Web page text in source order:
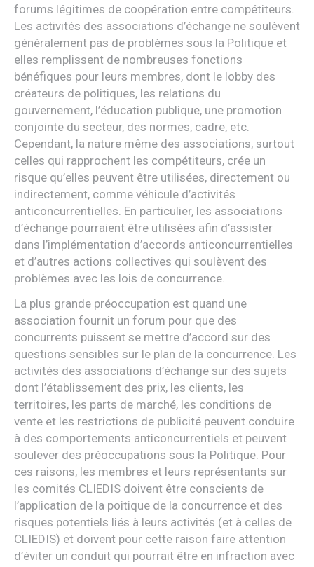
forums légitimes de coopération entre compétiteurs.
Les activités des associations d’échange ne soulèvent
généralement pas de problèmes sous la Politique et
elles remplissent de nombreuses fonctions
bénéfiques pour leurs membres, dont le lobby des
créateurs de politiques, les relations du
gouvernement, l’éducation publique, une promotion
conjointe du secteur, des normes, cadre, etc.
Cependant, la nature même des associations, surtout
celles qui rapprochent les compétiteurs, crée un
risque qu’elles peuvent être utilisées, directement ou
indirectement, comme véhicule d’activités
anticoncurrentielles. En particulier, les associations
d’échange pourraient être utilisées afin d’assister
dans l’implémentation d’accords anticoncurrentielles
et d’autres actions collectives qui soulèvent des
problèmes avec les lois de concurrence.
La plus grande préoccupation est quand une
association fournit un forum pour que des
concurrents puissent se mettre d’accord sur des
questions sensibles sur le plan de la concurrence. Les
activités des associations d’échange sur des sujets
dont l’établissement des prix, les clients, les
territoires, les parts de marché, les conditions de
vente et les restrictions de publicité peuvent conduire
à des comportements anticoncurrentiels et peuvent
soulever des préoccupations sous la Politique. Pour
ces raisons, les membres et leurs représentants sur
les comités CLIEDIS doivent être conscients de
l’application de la poitique de la concurrence et des
risques potentiels liés à leurs activités (et à celles de
CLIEDIS) et doivent pour cette raison faire attention
d’éviter un conduit qui pourrait être en infraction avec